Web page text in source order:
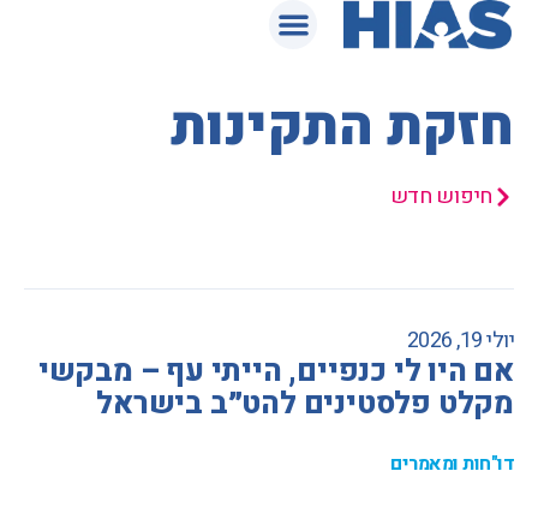
חזקת התקינות
חיפוש חדש
יולי 19, 2026
אם היו לי כנפיים, הייתי עף – מבקשי
מקלט פלסטינים להט״ב בישראל
דו"חות ומאמרים